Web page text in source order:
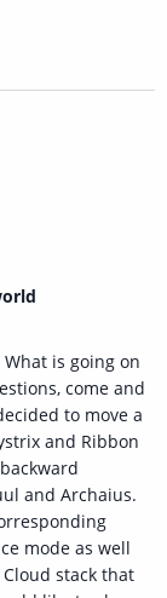
is going on
come and
to move a
and Ribbon
and Archaius.
mode as well
stack that